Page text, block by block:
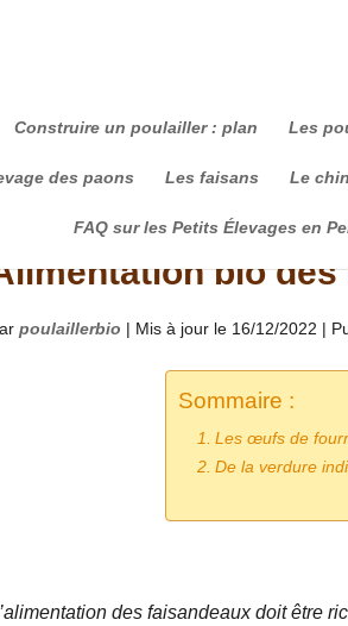
Construire un poulailler : plan Les
des paons Les faisans Le
FAQ sur les Petits Élevages en
bio
poulaillerbio | Mis à jour le 16/12/2022 |
Sommaire :
Les œufs de
De la verdure
des faisandeaux doit être